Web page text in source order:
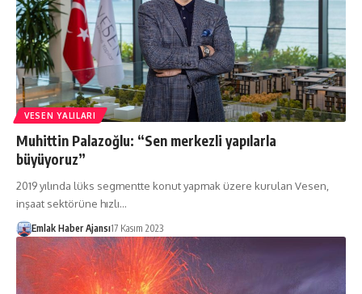
VESEN YALILARI
Muhittin Palazoğlu: “Sen merkezli yapılarla
büyüyoruz”
2019 yılında lüks segmentte konut yapmak üzere kurulan Vesen,
inşaat sektörüne hızlı…
Emlak Haber Ajansı17 Kasım 2023